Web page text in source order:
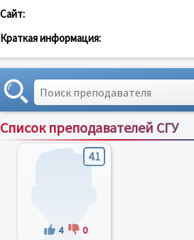
Сайт:
Краткая информация:
Список преподавателей СГУ
Сортировка по:
4.1
4 0